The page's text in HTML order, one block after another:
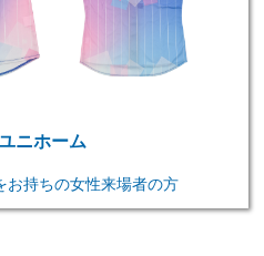
ニホーム
お持ちの女性来場者の方